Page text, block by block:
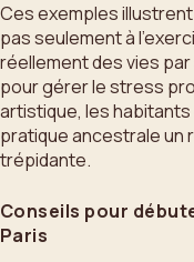
Ces exemples
pas seulement à
réellement des vies
pour gérer le stress
artistique, les
pratique ancestrale un
trépidante.
Conseils pour
Paris